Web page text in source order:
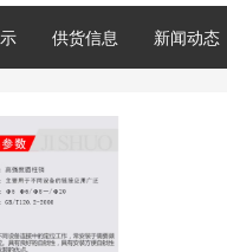
供货信息 新闻动态